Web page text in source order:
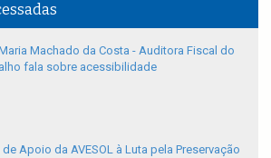
Machado da Costa - Auditora Fiscal do
fala sobre acessibilidade
Apoio da AVESOL à Luta pela Preservação